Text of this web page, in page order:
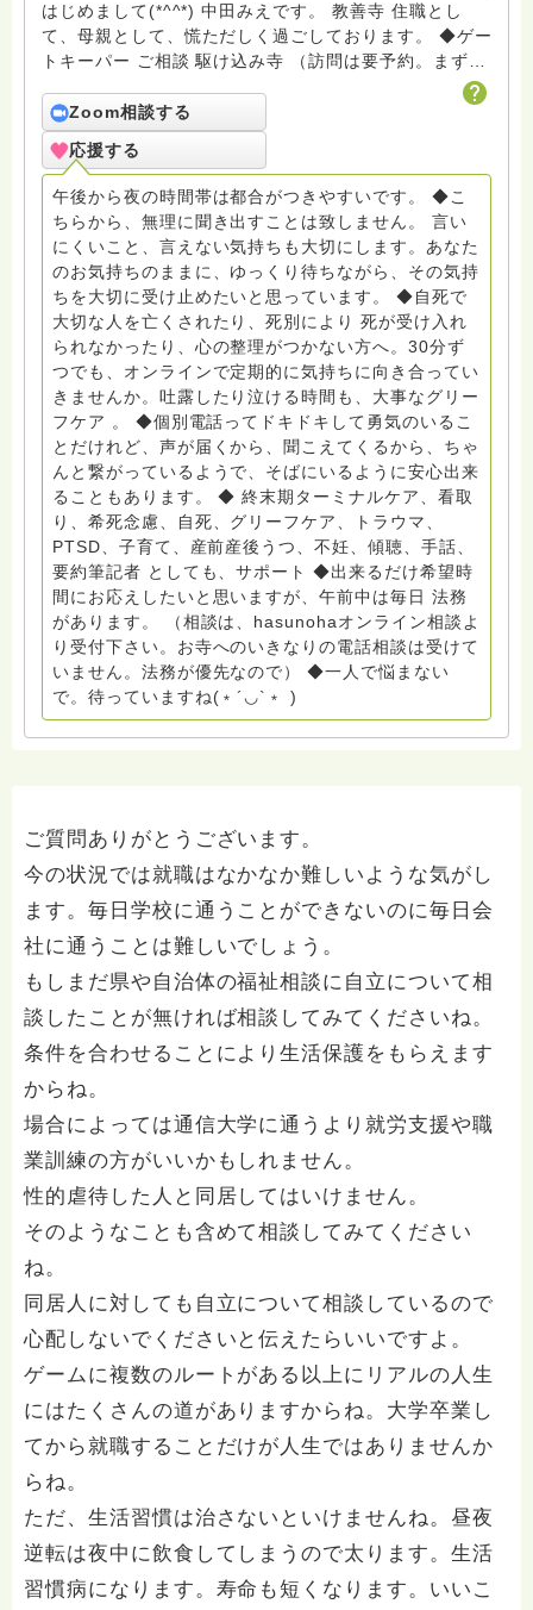
はじめまして(*^^*) 中田みえです。 教善寺 住職とし
て、母親として、慌ただしく過ごしております。 ◆ゲー
トキーパー ご相談 駆け込み寺 （訪問は要予約。まずは
ターミナルケア、看取り、グリーフケア、希死念慮、自
死、産前産後うつ、育児、DV、デートDV、トラウマ、
PTSD、傾聴トレーナー、手話、要約筆記、行政相談
員、女性支援員、小学校 中学校支援員としても、ケア
サポートをしています。 ◆一般社団法人『グリーフケア
ともしび』理事長 【ともしび遺族会】運営 毎月 第１
金・昼夜2回開催（大阪駅前第3ビル） 14：00〜，18：
00〜 お問い合わせ申込⬇️こちらから
griefcare.tomoshibi@icloud.com ＊この活動は皆さま
のご支援により支えられております。ご協力をよろしく
お願いします。 ゆうちょ銀行 口座番号 普通408-
6452769 一般社団法人グリーフケアともしび ◆『ビハ
ーラサロン おしゃべりカフェひだまり』 ビハーラ和歌
山代表 居場所運営 問い合わせ申込⬇️こちらから
griefcare.tomoshibi@icloud.com ◆GEはしもとサピュ
イエ 所属 （Gender Equity 誰もが自分らしく生きるこ
とができる社会をめざして）DV・女性支援 ◆認定NPO
京都自死自殺相談センターSotto 元グリーフサポート委
員長（2018〜2024） ◆保育士.幼稚園教諭.小学校教諭.
レクリエーションインストラクター.中学校DV授業 10年
間 保育 教育の現場で 総主任として勤めた経験も生かし
つつ、お話できることがあれば 幸いです。 いつも あな
たとともに。南無阿弥陀仏 ここでは、宗旨を問いませ
ん。 まずは、ひとりで抱え込まないで。 来寺お問い合
わせは⬇️こちらから miehimeyo@gmail.com ※時間を割
いて、あなたに向き合っています。 ですので、過去の
り受け付けています。お寺への いきなりの電話相談は
受け付けておりません。また夜中や早朝の電話もご遠慮
ください。 法務を優先させてください。
Zoom相談する
応援する
午後から夜の時間帯は都合がつきやすいです。 ◆こ
ちらから、無理に聞き出すことは致しません。 言い
にくいこと、言えない気持ちも大切にします。あなた
のお気持ちのままに、ゆっくり待ちながら、その気持
ちを大切に受け止めたいと思っています。 ◆自死で
大切な人を亡くされたり、死別により 死が受け入れ
られなかったり、心の整理がつかない方へ。30分ず
つでも、オンラインで定期的に気持ちに向き合ってい
きませんか。吐露したり泣ける時間も、大事なグリー
フケア 。 ◆個別電話ってドキドキして勇気のいるこ
とだけれど、声が届くから、聞こえてくるから、ちゃ
んと繋がっているようで、そばにいるように安心出来
ることもあります。 ◆ 終末期ターミナルケア、看取
り、希死念慮、自死、グリーフケア、トラウマ、
PTSD、子育て、産前産後うつ、不妊、傾聴、手話、
要約筆記者 としても、サポート ◆出来るだけ希望時
間にお応えしたいと思いますが、午前中は毎日 法務
があります。 （相談は、hasunohaオンライン相談よ
り受付下さい。お寺へのいきなりの電話相談は受けて
いません。法務が優先なので） ◆一人で悩まない
で。待っていますね(﹡´◡`﹡ )
ご質問ありがとうございます。
今の状況では就職はなかなか難しいような気がし
ます。毎日学校に通うことができないのに毎日会
社に通うことは難しいでしょう。
もしまだ県や自治体の福祉相談に自立について相
談したことが無ければ相談してみてくださいね。
条件を合わせることにより生活保護をもらえます
からね。
場合によっては通信大学に通うより就労支援や職
業訓練の方がいいかもしれません。
性的虐待した人と同居してはいけません。
そのようなことも含めて相談してみてください
ね。
同居人に対しても自立について相談しているので
心配しないでくださいと伝えたらいいですよ。
ゲームに複数のルートがある以上にリアルの人生
にはたくさんの道がありますからね。大学卒業し
てから就職することだけが人生ではありませんか
らね。
ただ、生活習慣は治さないといけませんね。昼夜
逆転は夜中に飲食してしまうので太ります。生活
習慣病になります。寿命も短くなります。いいこ